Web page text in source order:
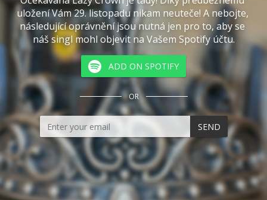
uložení Vám 29. listopadu nikam neuteče! A nebojte,
následující oprávnění jsou nutná jen pro to, aby se
náš singl mohl objevit na Vašem Spotify účtu.
ADD ON SPOTIFY
OR
SEND